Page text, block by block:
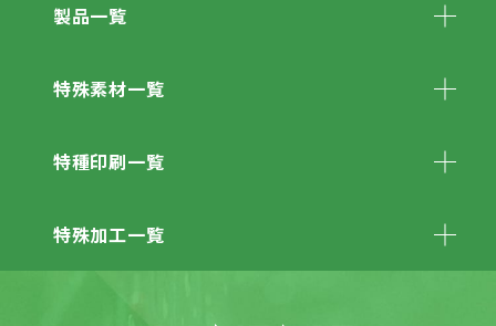
製品一覧
特殊素材一覧
特種印刷一覧
特殊加工一覧